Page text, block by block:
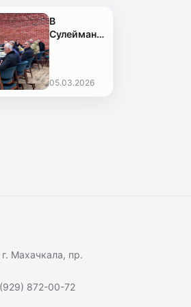
В
Сулейман-
Стальском
районе
провели
ифтар для
05.03.2026
Махачкала, пр.
872-00-72